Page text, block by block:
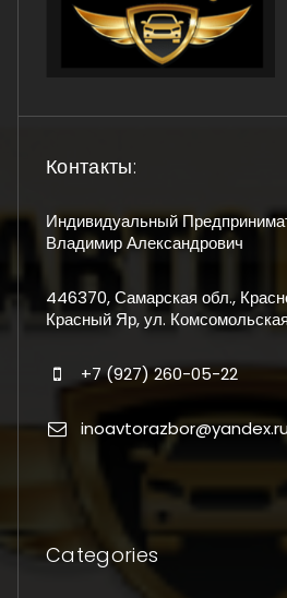
Контакты:
Индивидуальный
Владимир Александрович
446370, Самарская обл.,
Красный Яр, ул. Комсомольская
+7 (927) 260-05-22
Categories